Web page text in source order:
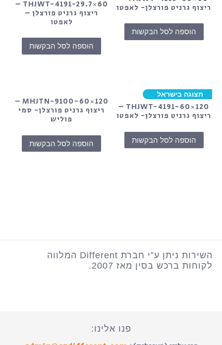
ריצוף גרניט פורצלן- לאפטו
הוספה לסל הבקשות
THJWT-4191-29.7×60 –
ריצוף גרניט פורצלן –
לאפטו
הוספה לסל הבקשות
תצוגה בישראל
THJWT-4191-60×120 –
ריצוף גרניט פורצלן- לאפטו
הוספה לסל הבקשות
MHJTN-9100-60×120 –
ריצוף גרניט פורצלן- סמי
פוליש
הוספה לסל הבקשות
השירות ניתן ע”י חברת Different המלווה
לקוחות ברכש בסין מאז 2007.
פנו אלינו: